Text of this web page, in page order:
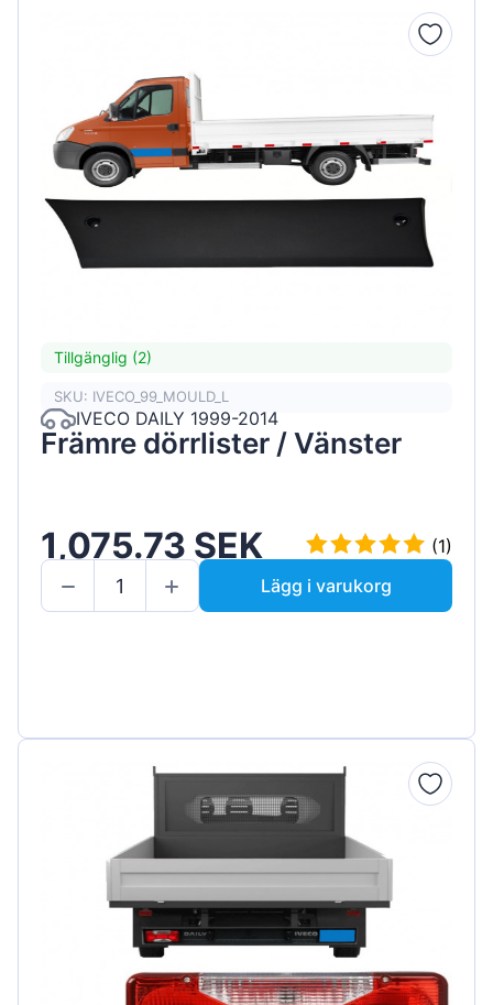
Tillgänglig (2)
SKU: IVECO_99_MOULD_L
IVECO DAILY 1999-2014
Främre dörrlister / Vänster
1,075.73 SEK
(1)
Lägg i varukorg